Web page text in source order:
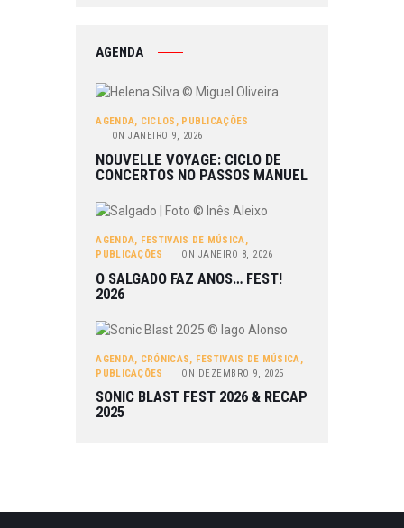
AGENDA
AGENDA, CICLOS , PUBLICAÇÕES
ON JANEIRO 9, 2026
NOUVELLE VOYAGE: CICLO DE
CONCERTOS NO PASSOS MANUEL
AGENDA, FESTIVAIS DE MÚSICA,
PUBLICAÇÕES
ON JANEIRO 8, 2026
O SALGADO FAZ ANOS… FEST!
2026
AGENDA CRÓNICAS FESTIVAIS DE MÚSICA
PUBLICAÇÕES
ON DEZEMBRO 9, 2025
SONIC BLAST FEST 2026 & RECAP
2025